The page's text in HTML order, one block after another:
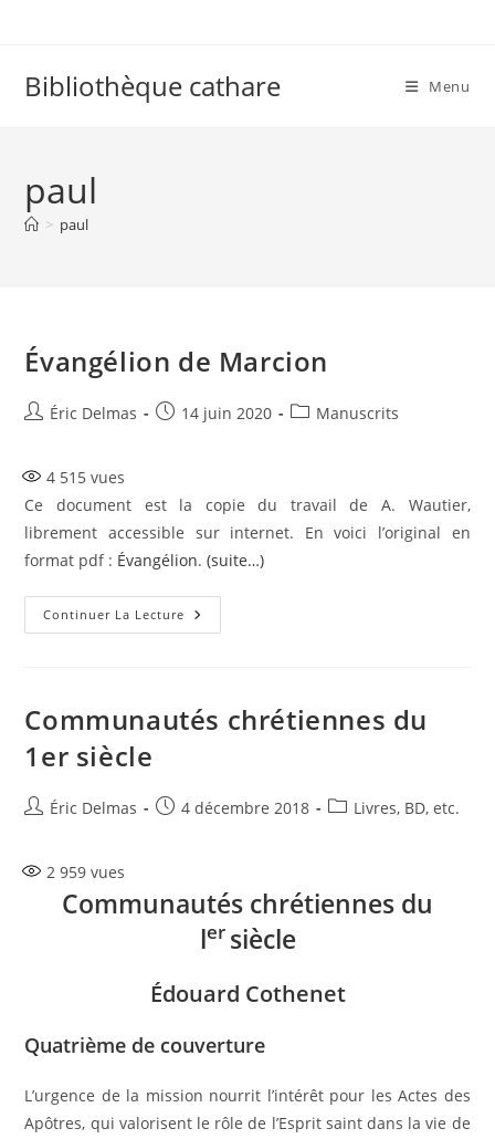
Bibliothèque cathare Menu
paul
> paul
Évangélion de Marcion
Auteur/autrice
publication :
Éric Delmas
Publication
14 juin 2020
PostManuscrits
4 515 vues
Ce document est la copie du travail de A. Wautier,
librement accessible sur internet. En voici l’original en
format pdf : Évangélion.(suite…)
Continuer La Lecture Évangélion
De
Communautés chrétiennes du
1er siècle
Auteur/autrice
publication :
Éric Delmas
Publication
4 décembre 2018
PostLivres, BD, etc.
2 959 vues
Communautés chrétiennes du
ler siècle
Édouard Cothenet
Quatrième de couverture
L’urgence de la mission nourrit l’intérêt pour les Actes des
Apôtres, qui valorisent le rôle de l’Esprit saint dans la vie de